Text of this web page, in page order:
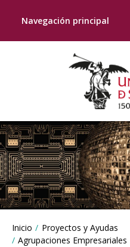
Navegación principal
Breadcrumbs
You
are
Inicio
Proyectos y Ayudas
Agrupaciones